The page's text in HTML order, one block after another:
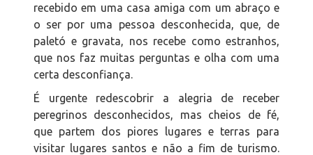
recebido em uma casa amiga com um abraço e
o ser por uma pessoa desconhecida, que, de
paletó e gravata, nos recebe como estranhos,
que nos faz muitas perguntas e olha com uma
certa desconfiança.
É urgente redescobrir a alegria de receber
peregrinos desconhecidos, mas cheios de fé,
que partem dos piores lugares e terras para
visitar lugares santos e não a fim de turismo.